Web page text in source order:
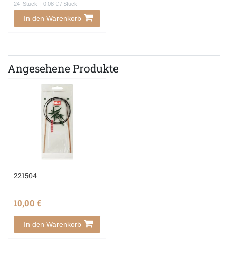
24 Stück | 0,08 € / Stück
In den Warenkorb
Angesehene Produkte
221504
10,00 €
In den Warenkorb